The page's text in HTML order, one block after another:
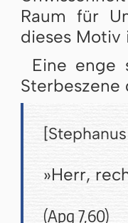
Raum für
dieses Motiv
Eine enge
Sterbeszene
»Herr,
(Apg 7,60)